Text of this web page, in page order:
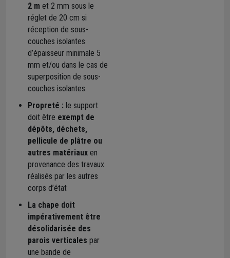
2 m et 2 mm sous le
réglet de 20 cm si
réception de sous-
couches isolantes
d’épaisseur minimale 5
mm et/ou dans le cas de
superposition de sous-
couches isolantes.
Propreté : le support
doit être exempt de
dépôts, déchets,
pellicule de plâtre ou
autres matériaux en
provenance des travaux
réalisés par les autres
corps d’état
La chape doit
impérativement être
désolidarisée des
parois verticales par
une bande de